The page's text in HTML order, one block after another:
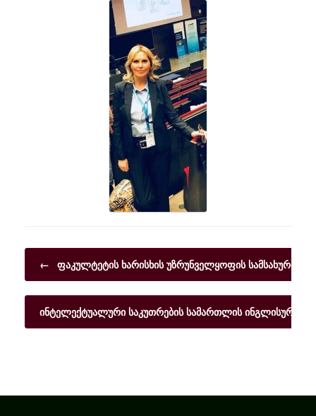
Post navigation
← ფაკულტეტის ხარისხის უზრუნველყოფის სამსახურის
ინტელექტუალური საკუთრების სამართლის